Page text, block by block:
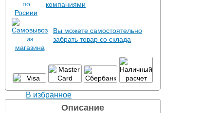
компаниями
Вы можете самостоятельно
забрать товар со склада
В избранное
Описание